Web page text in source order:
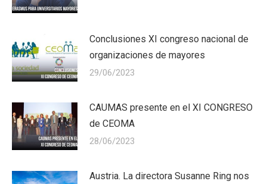
Conclusiones XI congreso nacional de
organizaciones de mayores
29/06/2023
CAUMAS presente en el XI CONGRESO
de CEOMA
28/06/2023
Austria. La directora Susanne Ring nos